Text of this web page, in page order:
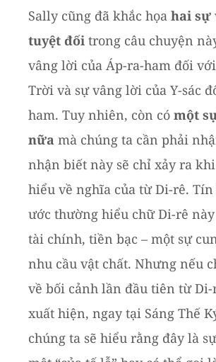
Sally cũng đã khắc họa hai sự
tuyệt đối trong câu chuyện
vâng lời của Áp-ra-ham đối
Trời và sự vâng lời của Y-sác
ham. Tuy nhiên, còn có một
nữa mà chúng ta cần phải
nhận biết này sẽ chỉ xảy ra
hiểu về nghĩa của từ Di-rê. Tín
ước thường hiểu chữ Di-rê
tài chính, tiền bạc – một sự
nhu cầu vật chất. Nhưng nếu
về bối cảnh lần đầu tiên từ Di-
xuất hiện, ngay tại Sáng Thế
chúng ta sẽ hiểu rằng đây là